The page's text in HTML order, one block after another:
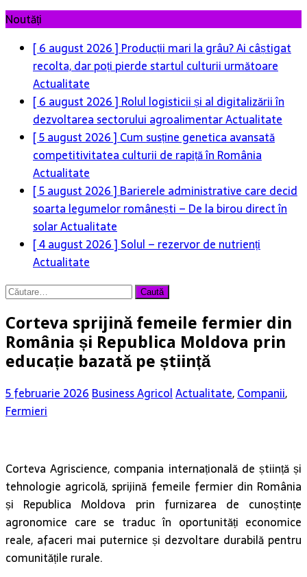
Noutăți
[ 6 august 2026 ] Producții mari la grâu? Ai câștigat
recolta, dar poți pierde startul culturii următoare
Actualitate
[ 6 august 2026 ] Rolul logisticii și al digitalizării în
dezvoltarea sectorului agroalimentarActualitate
[ 5 august 2026 ] Cum susține genetica avansată
competitivitatea culturii de rapiță în România
Actualitate
[ 5 august 2026 ] Barierele administrative care decid
soarta legumelor românești – De la birou direct în
solarActualitate
[ 4 august 2026 ] Solul – rezervor de nutrienți
Actualitate
Caută
Corteva sprijină femeile fermier din
România și Republica Moldova prin
educație bazată pe știință
5 februarie 2026Business AgricolActualitate,Companii,
Fermieri
Corteva Agriscience, compania internațională de știință și
tehnologie agricolă, sprijină femeile fermier din România
și Republica Moldova prin furnizarea de cunoștințe
agronomice care se traduc în oportunități economice
reale, afaceri mai puternice și dezvoltare durabilă pentru
comunitățile rurale.